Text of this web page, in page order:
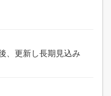
更新し長期見込み